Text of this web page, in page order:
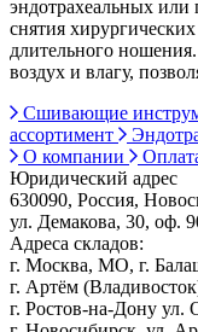
эндотрахеальных
снятия
длительного
воздух и влагу,
Сшивающие
ассортимент
О компании
Юридический адрес
630090, Россия,
ул. Демакова, 30, оф.
Адреса складов:
г. Москва, МО, г.
г. Артём
г. Ростов-на-Дону ул.